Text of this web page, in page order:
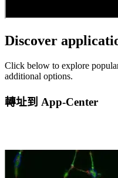
Discover
Click below to explore
additional options.
轉址到 App-Center